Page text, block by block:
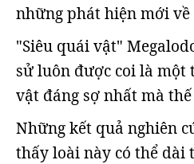
những phát hiện mới về
"Siêu quái vật"
sử luôn được coi là một
vật đáng sợ nhất mà
Những kết quả nghiên
thấy loài này có thể dài